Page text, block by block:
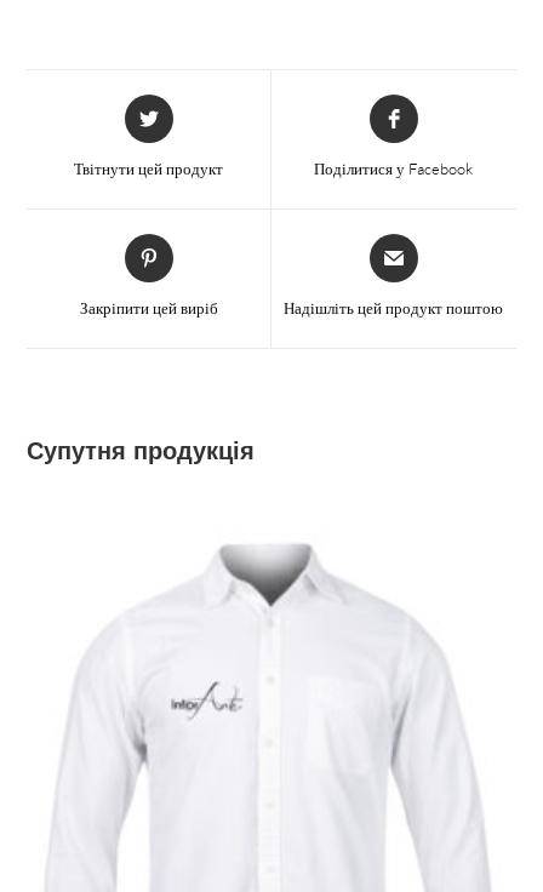
Відкриється
в
вікні
Твітнути цей продукт
Відкриється
в
вікні
Поділитися у Facebook
Відкриється
в
вікні
Закріпити цей виріб
Відкриється
в
вікні
Надішліть цей продукт поштою
Супутня продукція